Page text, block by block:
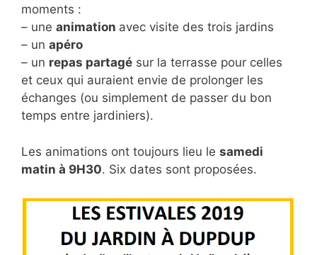
moments :
– une animation avec visite des trois jardins
– un apéro
– un repas partagé sur la terrasse pour celles
et ceux qui auraient envie de prolonger les
échanges (ou simplement de passer du bon
temps entre jardiniers).
Les animations ont toujours lieu le samedi
matin à 9H30. Six dates sont proposées.